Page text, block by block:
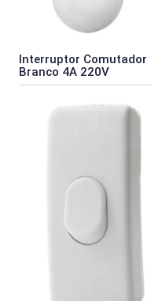
Interruptor Comutador
Branco 4A 220V